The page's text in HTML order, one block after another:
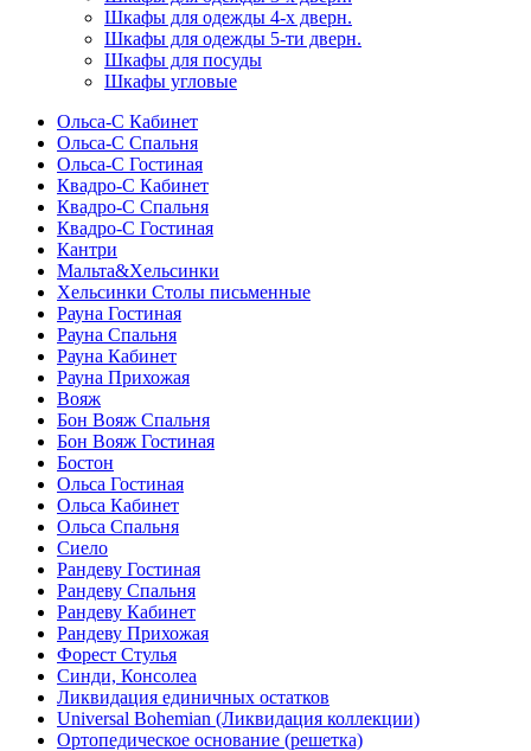
Шкафы для одежды 4-х дверн.
Шкафы для одежды 5-ти дверн.
Шкафы для посуды
Шкафы угловые
Ольса-С Кабинет
Ольса-С Спальня
Ольса-С Гостиная
Квадро-С Кабинет
Квадро-С Спальня
Квадро-С Гостиная
Кантри
Мальта&Хельсинки
Хельсинки Столы письменные
Рауна Гостиная
Рауна Спальня
Рауна Кабинет
Рауна Прихожая
Вояж
Бон Вояж Спальня
Бон Вояж Гостиная
Бостон
Ольса Гостиная
Ольса Кабинет
Ольса Спальня
Сиело
Рандеву Гостиная
Рандеву Спальня
Рандеву Кабинет
Рандеву Прихожая
Форест Стулья
Синди, Консолеа
Ликвидация единичных остатков
Universal Bohemian (Ликвидация коллекции)
Ортопедическое основание (решетка)